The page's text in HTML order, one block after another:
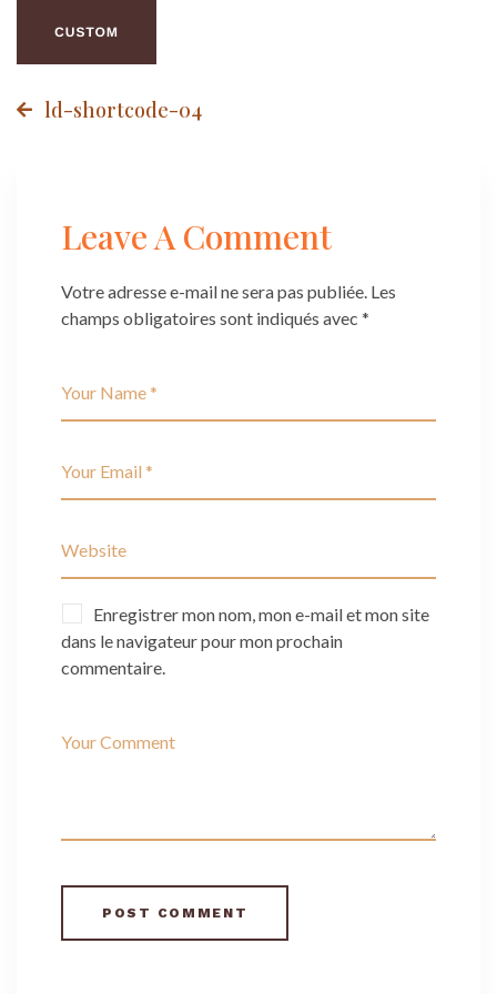
Post
ld-shortcode-04
Leave A Comment
Votre adresse e-mail ne sera pas publiée. Les
champs obligatoires sont indiqués avec *
Enregistrer mon nom, mon e-mail et mon site
dans le navigateur pour mon prochain
commentaire.